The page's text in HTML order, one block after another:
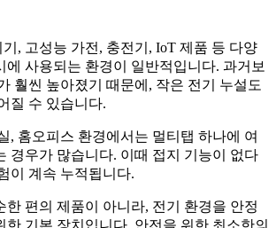
, 고성능 가전, 충전기, IoT 제품 등 다양
에 사용되는 환경이 일반적입니다. 과거보
훨씬 높아졌기 때문에, 작은 전기 누설도
질 수 있습니다.
, 홈오피스 환경에서는 멀티탭 하나에 여
경우가 많습니다. 이때 접지 기능이 없다
이 계속 누적됩니다.
한 편의 제품이 아니라, 전기 환경을 안정
한 기본 장치입니다. 안전을 위한 최소한의